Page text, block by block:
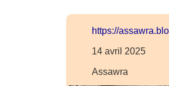
https://
14 avril 2025
Assawra